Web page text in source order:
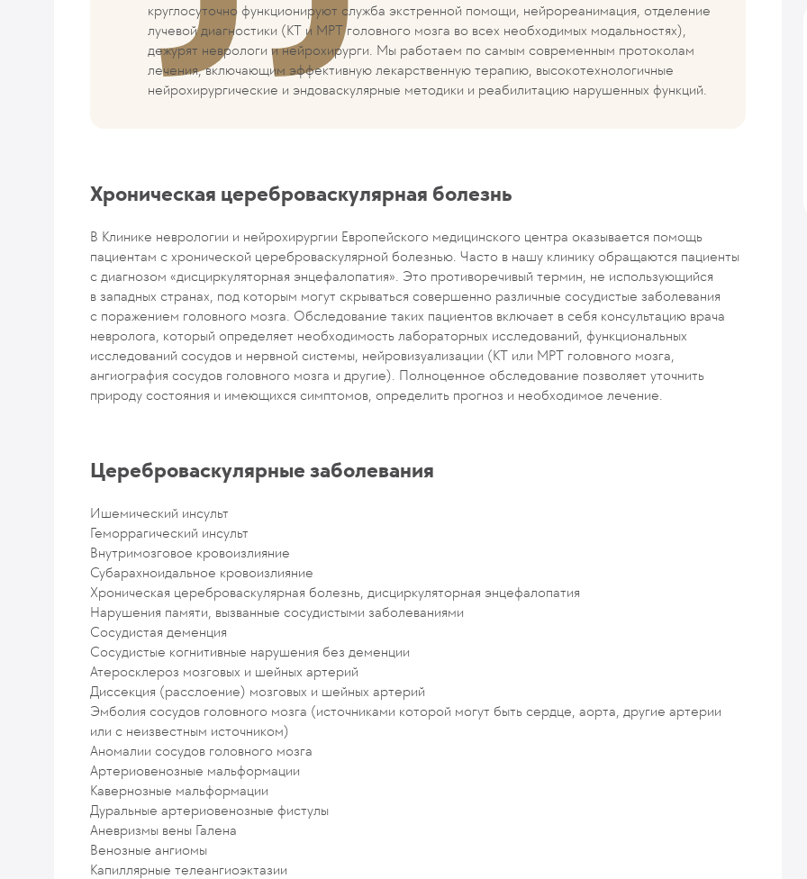
круглосуточно функционируют служба экстренной помощи, нейрореанимация, отделение
лучевой диагностики (КТ и МРТ головного мозга во всех необходимых модальностях),
дежурят неврологи и нейрохирурги. Мы работаем по самым современным протоколам
лечения, включающим эффективную лекарственную терапию, высокотехнологичные
нейрохирургические и эндоваскулярные методики и реабилитацию нарушенных функций.
Хроническая цереброваскулярная болезнь
В Клинике неврологии и нейрохирургии Европейского медицинского центра оказывается помощь
пациентам с хронической цереброваскулярной болезнью. Часто в нашу клинику обращаются пациенты
с диагнозом «дисциркуляторная энцефалопатия». Это противоречивый термин, не использующийся
в западных странах, под которым могут скрываться совершенно различные сосудистые заболевания
с поражением головного мозга. Обследование таких пациентов включает в себя консультацию врача
невролога, который определяет необходимость лабораторных исследований, функциональных
исследований сосудов и нервной системы, нейровизуализации (КТ или МРТ головного мозга,
ангиография сосудов головного мозга и другие). Полноценное обследование позволяет уточнить
природу состояния и имеющихся симптомов, определить прогноз и необходимое лечение.
Цереброваскулярные заболевания
Ишемический инсульт
Геморрагический инсульт
Внутримозговое кровоизлияние
Субарахноидальное кровоизлияние
Хроническая цереброваскулярная болезнь, дисциркуляторная энцефалопатия
Нарушения памяти, вызванные сосудистыми заболеваниями
Сосудистая деменция
Сосудистые когнитивные нарушения без деменции
Атеросклероз мозговых и шейных артерий
Диссекция (расслоение) мозговых и шейных артерий
Эмболия сосудов головного мозга (источниками которой могут быть сердце, аорта, другие артерии
или с неизвестным источником)
Аномалии сосудов головного мозга
Артериовенозные мальформации
Кавернозные мальформации
Дуральные артериовенозные фистулы
Аневризмы вены Галена
Венозные ангиомы
Капиллярные телеангиоэктазии